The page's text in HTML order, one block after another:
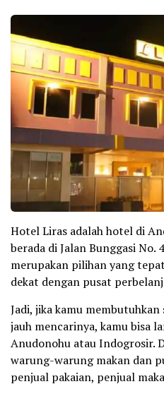
Hotel Liras adalah hotel di
berada di Jalan Bunggasi
merupakan pilihan yang
dekat dengan pusat
Jadi, jika kamu
jauh mencarinya, kamu bisa
Anudonohu atau Indogrosir.
warung-warung makan dan
penjual pakaian, penjual